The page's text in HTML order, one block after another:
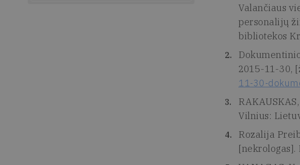
Valančiaus
personalijų
bibliotekos
2015-11-30,
11-30-
Vilnius:
Rozalija
[nekrologas].